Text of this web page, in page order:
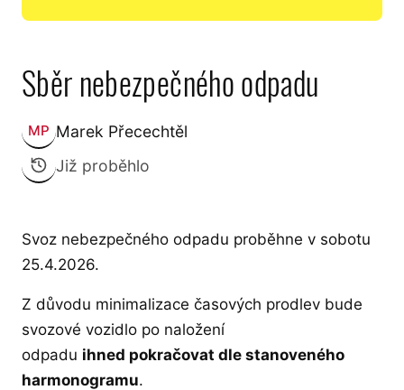
Sběr nebezpečného odpadu
MP Zveřejnil:
Marek Přecechtěl
Již proběhlo
Svoz nebezpečného odpadu proběhne v sobotu
25.4.2026.
Z důvodu minimalizace časových prodlev bude
svozové vozidlo po naložení
odpadu ihned pokračovat dle stanoveného
harmonogramu.